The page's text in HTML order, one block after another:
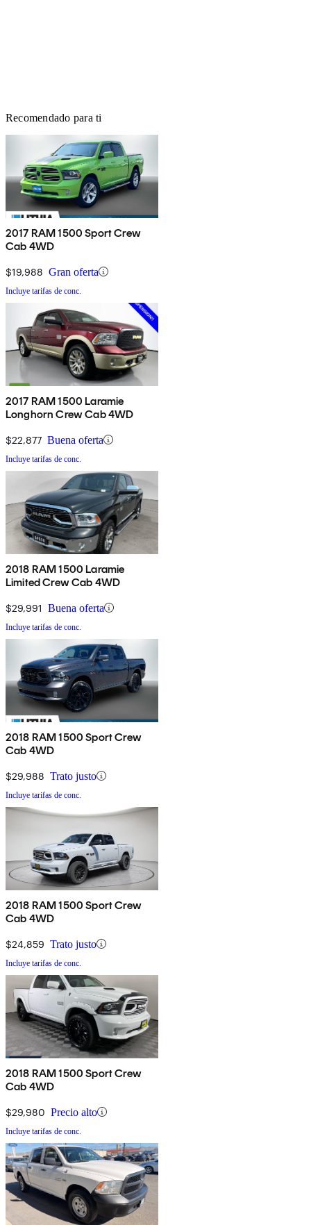
Recomendado para ti
2017 RAM 1500 Sport Crew
Cab 4WD
$19,988 Gran oferta
Incluye tarifas de conc.
2017 RAM 1500 Laramie
Longhorn Crew Cab 4WD
$22,877 Buena oferta
Incluye tarifas de conc.
2018 RAM 1500 Laramie
Limited Crew Cab 4WD
$29,991 Buena oferta
Incluye tarifas de conc.
2018 RAM 1500 Sport Crew
Cab 4WD
$29,988 Trato justo
Incluye tarifas de conc.
2018 RAM 1500 Sport Crew
Cab 4WD
$24,859 Trato justo
Incluye tarifas de conc.
2018 RAM 1500 Sport Crew
Cab 4WD
$29,980 Precio alto
Incluye tarifas de conc.